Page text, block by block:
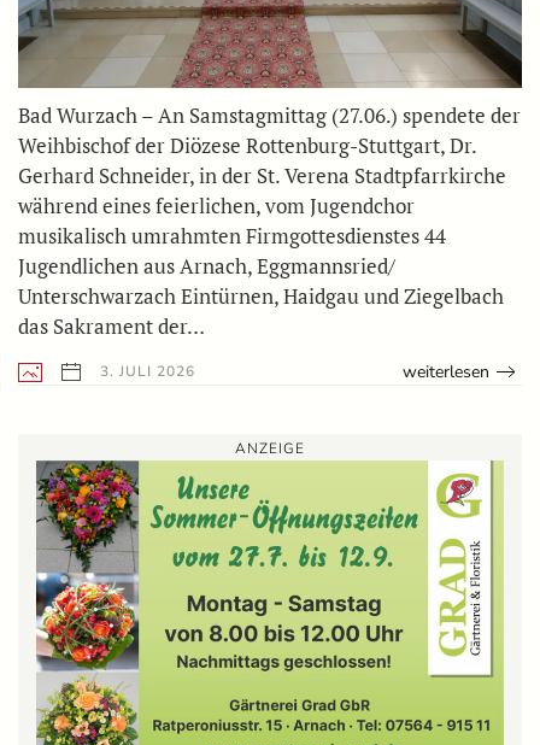
Bad Wurzach – An Samstagmittag (27.06.) spendete der
Weihbischof der Diözese Rottenburg-Stuttgart, Dr.
Gerhard Schneider, in der St. Verena Stadtpfarrkirche
während eines feierlichen, vom Jugendchor
musikalisch umrahmten Firmgottesdienstes 44
Jugendlichen aus Arnach, Eggmannsried/
Unterschwarzach Eintürnen, Haidgau und Ziegelbach
das Sakrament der…
3. JULI 2026 weiterlesen
ANZEIGE